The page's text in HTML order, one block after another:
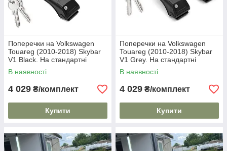
Поперечки на Volkswagen
Touareg (2010-2018) Skybar
V1 Black. На стандартні
рейлінги. Замок на ключах.
Чорні
В наявності
4 029 ₴/комплект
Купити
Поперечки на Volkswagen
Touareg (2010-2018) Skybar
V1 Grey. На стандартні
рейлінги. Замок на ключах.
Сірі
В наявності
4 029 ₴/комплект
Купити